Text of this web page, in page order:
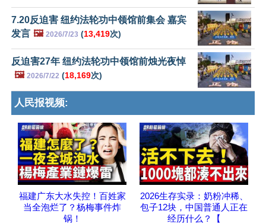
7.20反迫害 纽约法轮功中领馆前集会 嘉宾
发言 🖼️ 2026/7/23 (13,419次)
反迫害27年 纽约法轮功中领馆前烛光夜悼
🖼️ 2026/7/22 (18,169次)
人民报视频:
福建广东大水失控！百姓家
当全泡烂了？杨梅事件炸
锅！
2026生存实录：奶粉冲稀、
包子12块，中国普通人正在
经历什么？【